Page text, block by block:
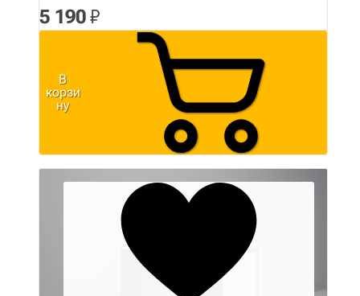
5 190₽
В
корзи
ну